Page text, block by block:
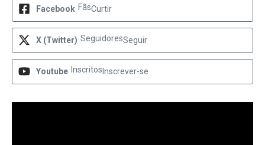
Facebook FãsCurtir
X (Twitter) SeguidoresSeguir
Youtube Inscritos Inscrever-se